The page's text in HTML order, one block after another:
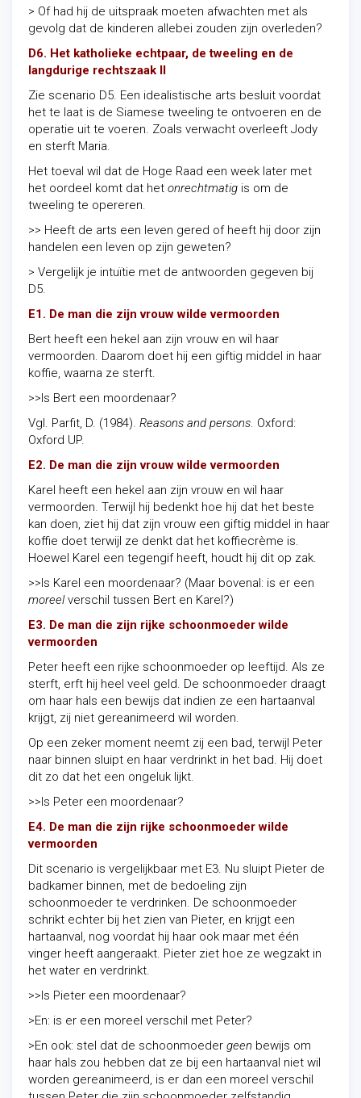
> Of had hij de uitspraak moeten afwachten met als
gevolg dat de kinderen allebei zouden zijn overleden?
D6. Het katholieke echtpaar, de tweeling en de
langdurige rechtszaak II
Zie scenario D5. Een idealistische arts besluit voordat
het te laat is de Siamese tweeling te ontvoeren en de
operatie uit te voeren. Zoals verwacht overleeft Jody
en sterft Maria.
Het toeval wil dat de Hoge Raad een week later met
het oordeel komt dat het onrechtmatig is om de
tweeling te opereren.
>> Heeft de arts een leven gered of heeft hij door zijn
handelen een leven op zijn geweten?
> Vergelijk je intuïtie met de antwoorden gegeven bij
D5.
E1. De man die zijn vrouw wilde vermoorden
Bert heeft een hekel aan zijn vrouw en wil haar
vermoorden. Daarom doet hij een giftig middel in haar
koffie, waarna ze sterft.
>>Is Bert een moordenaar?
Vgl. Parfit, D. (1984). Reasons and persons. Oxford:
Oxford UP.
E2. De man die zijn vrouw wilde vermoorden
Karel heeft een hekel aan zijn vrouw en wil haar
vermoorden. Terwijl hij bedenkt hoe hij dat het beste
kan doen, ziet hij dat zijn vrouw een giftig middel in haar
koffie doet terwijl ze denkt dat het koffiecrème is.
Hoewel Karel een tegengif heeft, houdt hij dit op zak.
>>Is Karel een moordenaar? (Maar bovenal: is er een
moreelverschil tussen Bert en Karel?)
E3. De man die zijn rijke schoonmoeder wilde
vermoorden
Peter heeft een rijke schoonmoeder op leeftijd. Als ze
sterft, erft hij heel veel geld. De schoonmoeder draagt
om haar hals een bewijs dat indien ze een hartaanval
krijgt, zij niet gereanimeerd wil worden.
Op een zeker moment neemt zij een bad, terwijl Peter
naar binnen sluipt en haar verdrinkt in het bad. Hij doet
dit zo dat het een ongeluk lijkt.
>>Is Peter een moordenaar?
E4. De man die zijn rijke schoonmoeder wilde
vermoorden
Dit scenario is vergelijkbaar met E3. Nu sluipt Pieter de
badkamer binnen, met de bedoeling zijn
schoonmoeder te verdrinken. De schoonmoeder
schrikt echter bij het zien van Pieter, en krijgt een
hartaanval, nog voordat hij haar ook maar met één
vinger heeft aangeraakt. Pieter ziet hoe ze wegzakt in
het water en verdrinkt.
>>Is Pieter een moordenaar?
>En: is er een moreel verschil met Peter?
>En ook: stel dat de schoonmoeder geen bewijs om
haar hals zou hebben dat ze bij een hartaanval niet wil
worden gereanimeerd, is er dan een moreel verschil